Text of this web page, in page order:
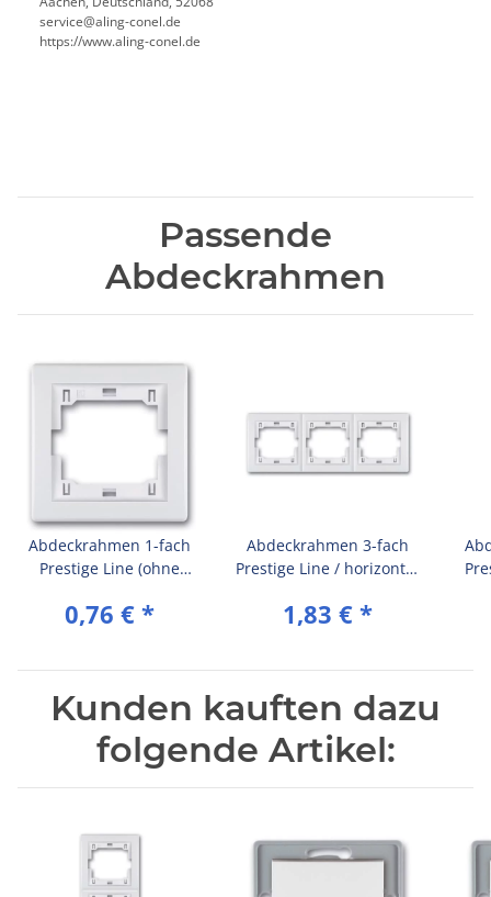
service@aling-conel.de
https://www.aling-conel.de
Passende
Abdeckrahmen
Abdeckrahmen 1-fach
Prestige Line (ohne
(RAL 9003)
0,76 € *
Abdeckrahmen 3-fach
Prestige Line / horizontal
Weiß (RAL 9003)
1,83 € *
Kunden kauften dazu
folgende Artikel: